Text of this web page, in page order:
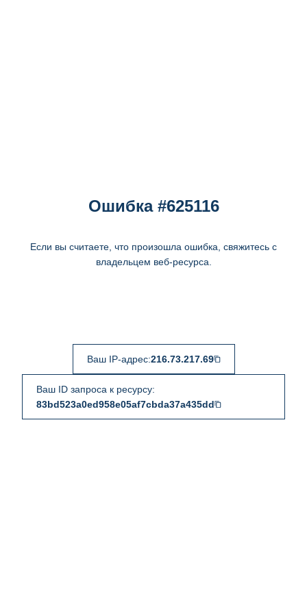
Ошибка #625116
Если вы считаете, что произошла ошибка, свяжитесь с
владельцем веб-ресурса.
Ваш IP-адрес:216.73.217.69
Ваш ID запроса к ресурсу:
83bd523a0ed958e05af7cbda37a435dd